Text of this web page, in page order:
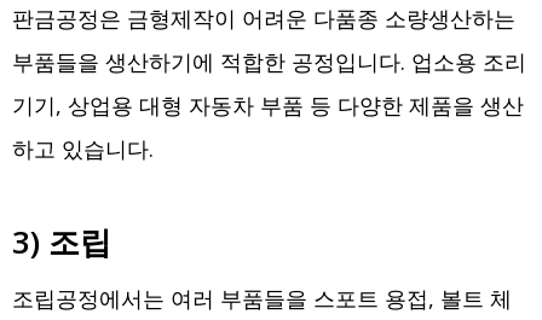
판금공정은 금형제작이 어려운 다품종 소량생산하는
부품들을 생산하기에 적합한 공정입니다. 업소용 조리
기기, 상업용 대형 자동차 부품 등 다양한 제품을 생산
하고 있습니다.
3) 조립
조립공정에서는 여러 부품들을 스포트 용접, 볼트 체